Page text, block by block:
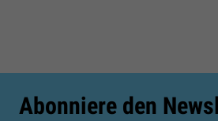
Abonniere den